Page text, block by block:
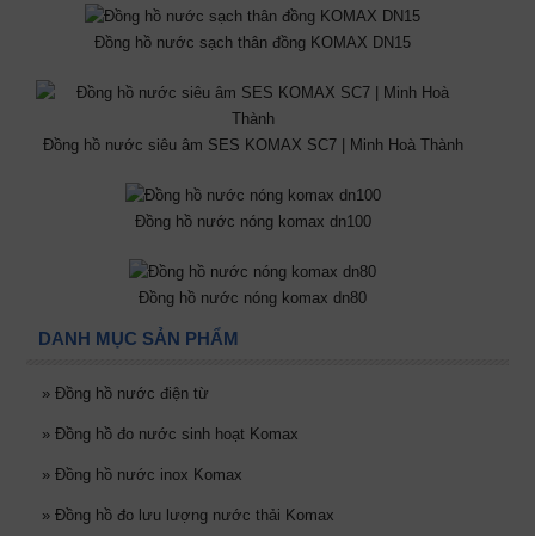
Đồng hồ nước sạch thân đồng KOMAX DN15
Đồng hồ nước siêu âm SES KOMAX SC7 | Minh Hoà Thành
Đồng hồ nước nóng komax dn100
Đồng hồ nước nóng komax dn80
DANH MỤC SẢN PHẨM
» Đồng hồ nước điện từ
» Đồng hồ đo nước sinh hoạt Komax
» Đồng hồ nước inox Komax
» Đồng hồ đo lưu lượng nước thải Komax